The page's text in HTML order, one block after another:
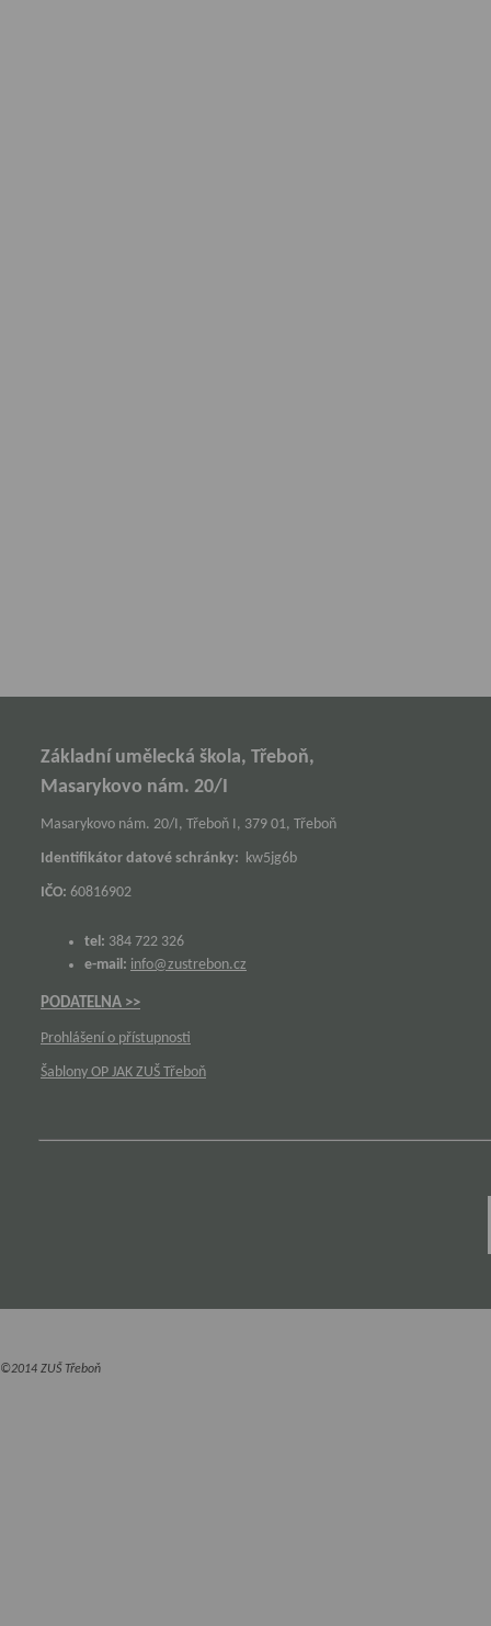
Základní umělecká škola, Třeboň,
Masarykovo nám. 20/I
Masarykovo nám. 20/I, Třeboň I, 379 01, Třeboň
Identifikátor datové schránky: kw5jg6b
IČO: 60816902
tel: 384 722 326
e-mail: info@zustrebon.cz
PODATELNA >>
Prohlášení o přístupnosti
Šablony OP JAK ZUŠ Třeboň
©2014 ZUŠ Třeboň